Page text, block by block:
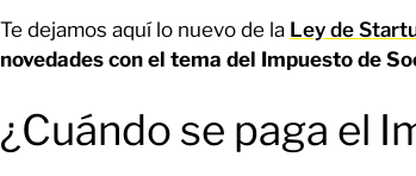
Te dejamos aquí lo nuevo de la Ley de
novedades con el tema del Impuesto de
¿Cuándo se paga el